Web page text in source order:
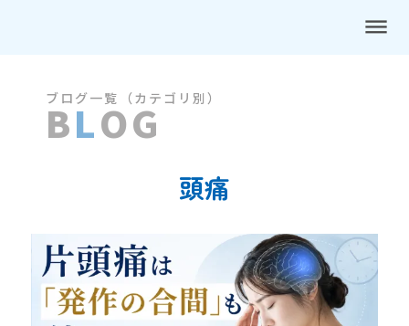
dehaze
ブログ一覧（カテゴリ別）
BLOG
頭痛